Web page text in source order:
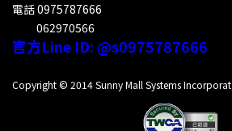
電話0975787666
062970566
官方Line ID: @s0975787666
Copyright © 2014 Sunny Mall Systems